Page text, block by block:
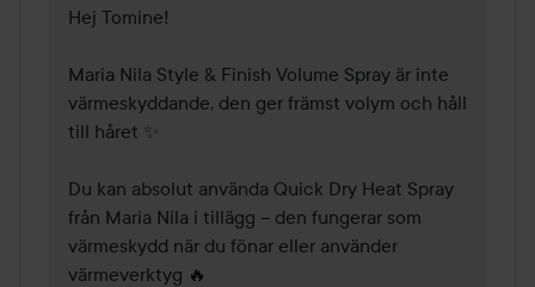
Hej Tomine!
Maria Nila Style & Finish Volume Spray är inte
värmeskyddande, den ger främst volym och håll
till håret ✨
Du kan absolut använda Quick Dry Heat Spray
från Maria Nila i tillägg – den fungerar som
värmeskydd när du fönar eller använder
värmeverktyg 🔥